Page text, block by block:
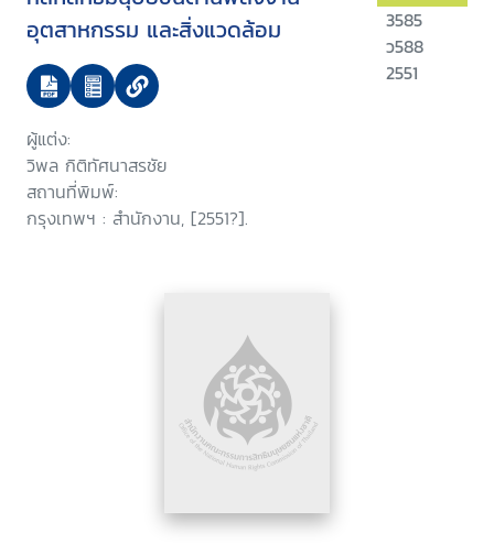
อุตสาหกรรม และสิ่งแวดล้อม
ผู้แต่ง:
วิพล กิติทัศนาสรชัย
สถานที่พิมพ์:
กรุงเทพฯ : สำนักงาน, [2551?].
3585
ว588
2551